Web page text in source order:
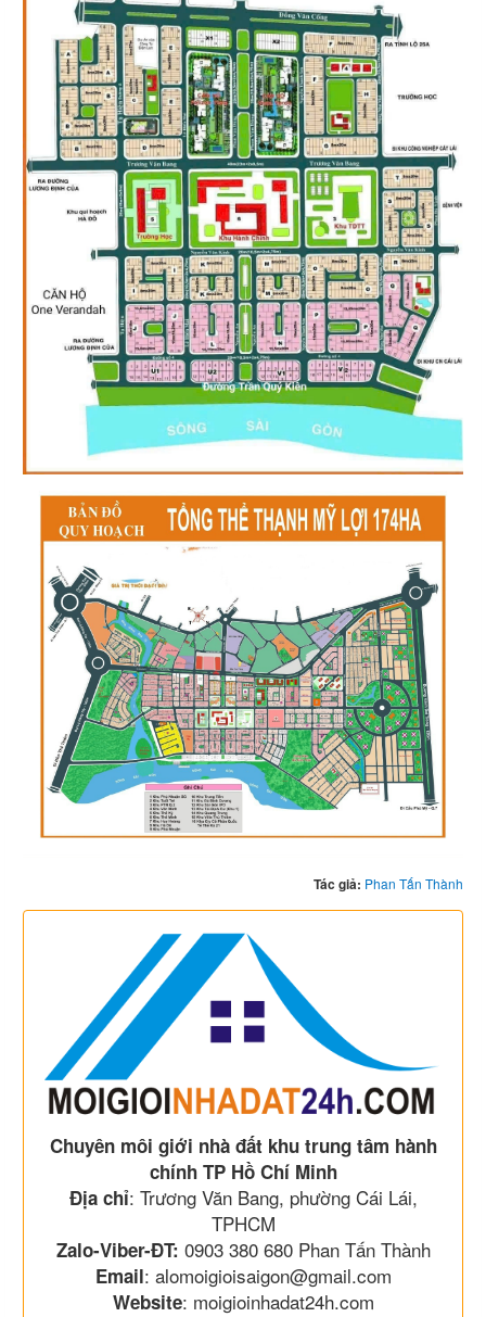
Tác giả: Phan Tấn Thành
Chuyên môi giới nhà đất khu trung tâm hành
chính TP Hồ Chí Minh
Địa chỉ: Trương Văn Bang, phường Cái Lái,
TPHCM
Zalo-Viber-ĐT: 0903 380 680 Phan Tấn Thành
Email: alomoigioisaigon@gmail.com
Website: moigioinhadat24h.com